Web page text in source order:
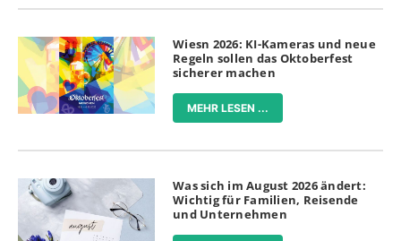
Wiesn 2026: KI-Kameras und neue
Regeln sollen das Oktoberfest
sicherer machen
MEHR LESEN ...
Was sich im August 2026 ändert:
Wichtig für Familien, Reisende
und Unternehmen